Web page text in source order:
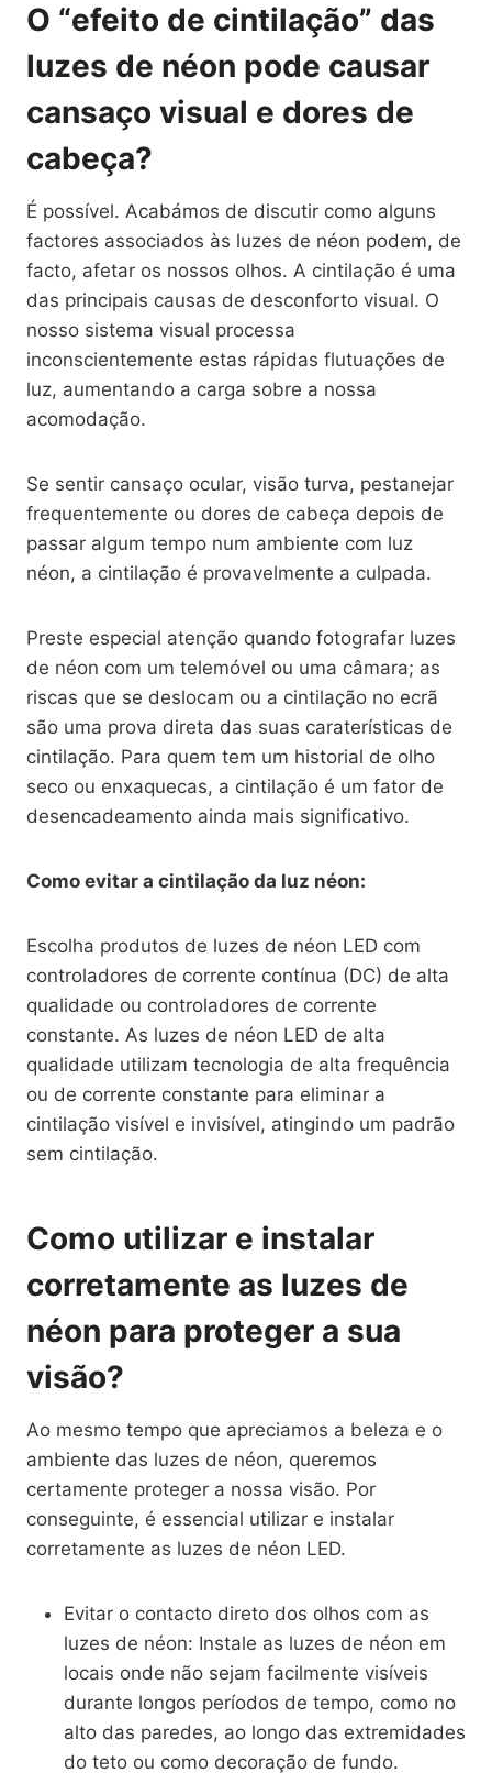
O “efeito de cintilação” das
luzes de néon pode causar
cansaço visual e dores de
cabeça?
É possível. Acabámos de discutir como alguns
factores associados às luzes de néon podem, de
facto, afetar os nossos olhos. A cintilação é uma
das principais causas de desconforto visual. O
nosso sistema visual processa
inconscientemente estas rápidas flutuações de
luz, aumentando a carga sobre a nossa
acomodação.
Se sentir cansaço ocular, visão turva, pestanejar
frequentemente ou dores de cabeça depois de
passar algum tempo num ambiente com luz
néon, a cintilação é provavelmente a culpada.
Preste especial atenção quando fotografar luzes
de néon com um telemóvel ou uma câmara; as
riscas que se deslocam ou a cintilação no ecrã
são uma prova direta das suas caraterísticas de
cintilação. Para quem tem um historial de olho
seco ou enxaquecas, a cintilação é um fator de
desencadeamento ainda mais significativo.
Como evitar a cintilação da luz néon:
Escolha produtos de luzes de néon LED com
controladores de corrente contínua (DC) de alta
qualidade ou controladores de corrente
constante. As luzes de néon LED de alta
qualidade utilizam tecnologia de alta frequência
ou de corrente constante para eliminar a
cintilação visível e invisível, atingindo um padrão
sem cintilação.
Como utilizar e instalar
corretamente as luzes de
néon para proteger a sua
visão?
Ao mesmo tempo que apreciamos a beleza e o
ambiente das luzes de néon, queremos
certamente proteger a nossa visão. Por
conseguinte, é essencial utilizar e instalar
corretamente as luzes de néon LED.
Evitar o contacto direto dos olhos com as
luzes de néon: Instale as luzes de néon em
locais onde não sejam facilmente visíveis
durante longos períodos de tempo, como no
alto das paredes, ao longo das extremidades
do teto ou como decoração de fundo.